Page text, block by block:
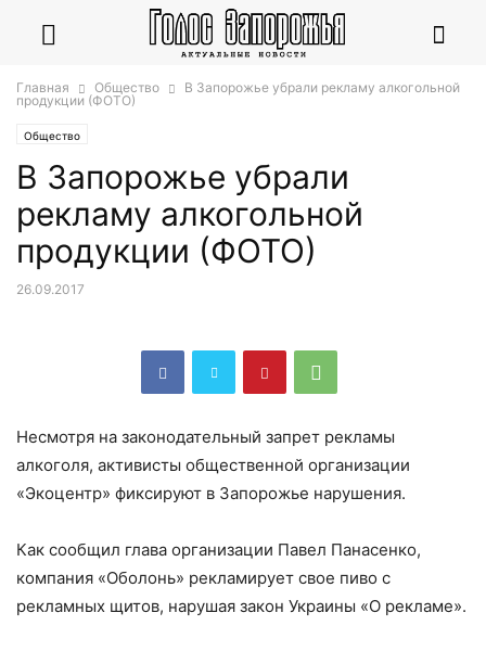
Главная Общество
В Запорожье убрали рекламу алкогольной
продукции (ФОТО)
Общество
В Запорожье убрали
рекламу алкогольной
продукции (ФОТО)
26.09.2017
Несмотря на законодательный запрет рекламы
алкоголя, активисты общественной организации
«Экоцентр» фиксируют в Запорожье нарушения.
Как сообщил глава организации Павел Панасенко,
компания «Оболонь» рекламирует свое пиво с
рекламных щитов, нарушая закон Украины «О рекламе».